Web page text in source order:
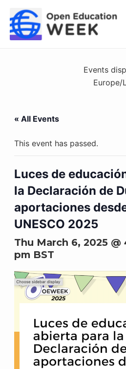
content
Events
Europe/
« All Events
This event has passed.
Luces de
la Declaración de
aportaciones
UNESCO 2025
Thu March 6, 2025 @
pmBST